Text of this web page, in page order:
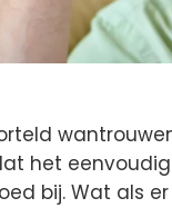
het
bij. Wat als